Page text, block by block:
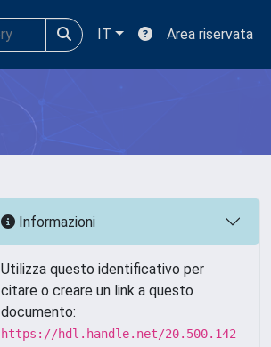
IT Area riservata
Informazioni
Utilizza questo identificativo per
citare o creare un link a questo
documento:
https://hdl.handle.net/20.500.142